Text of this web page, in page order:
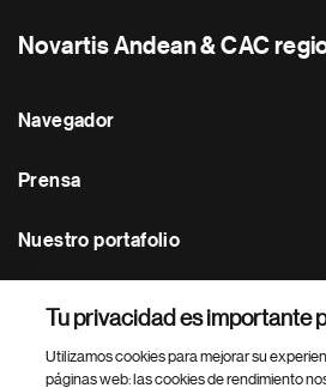
Novartis Andean & CAC
Navegador
Prensa
Nuestro portafolio
Footer Site Search
Tu privacidad es importante
Utilizamos cookies para mejorar su
páginas web: las cookies de rendimiento